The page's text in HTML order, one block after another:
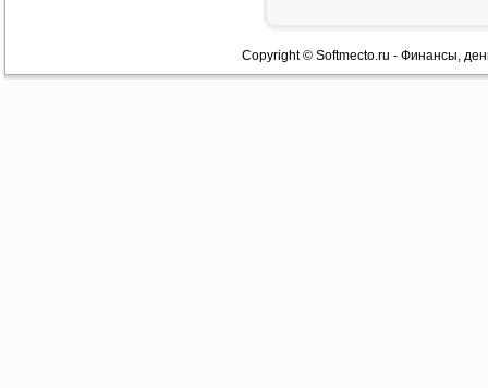
Copyright © Softmecto.ru - Финансы,